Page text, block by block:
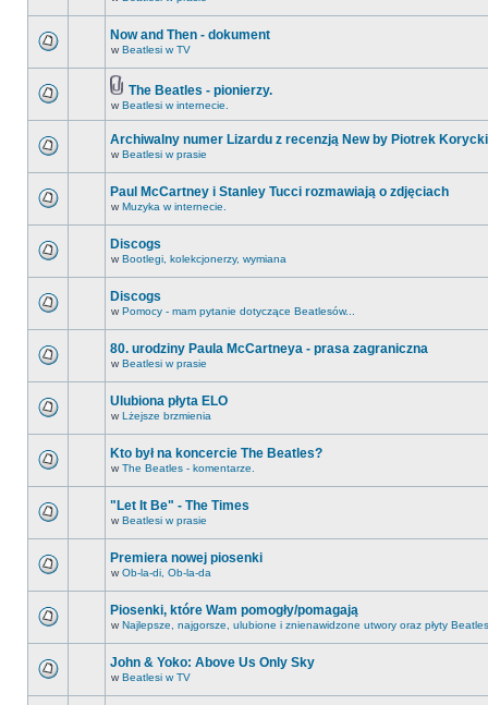
Now and Then - dokument
w Beatlesi w TV
The Beatles - pionierzy.
w Beatlesi w internecie.
Archiwalny numer Lizardu z recenzją New by Piotrek Korycki
w Beatlesi w prasie
Paul McCartney i Stanley Tucci rozmawiają o zdjęciach
w Muzyka w internecie.
Discogs
w Bootlegi, kolekcjonerzy, wymiana
Discogs
w Pomocy - mam pytanie dotyczące Beatlesów...
80. urodziny Paula McCartneya - prasa zagraniczna
w Beatlesi w prasie
Ulubiona płyta ELO
w Lżejsze brzmienia
Kto był na koncercie The Beatles?
w The Beatles - komentarze.
"Let It Be" - The Times
w Beatlesi w prasie
Premiera nowej piosenki
w Ob-la-di, Ob-la-da
Piosenki, które Wam pomogły/pomagają
w Najlepsze, najgorsze, ulubione i znienawidzone utwory oraz płyty
John & Yoko: Above Us Only Sky
w Beatlesi w TV